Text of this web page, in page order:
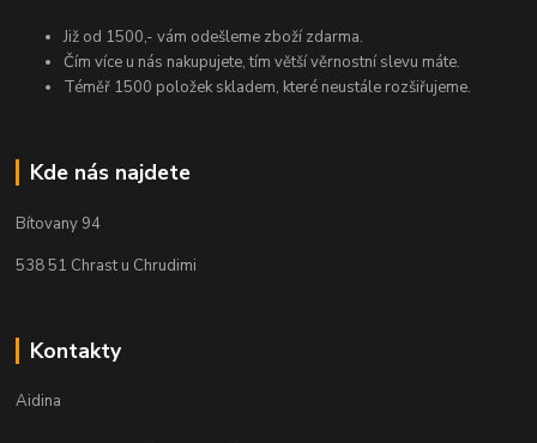
Již od 1500,- vám odešleme zboží zdarma.
Čím více u nás nakupujete, tím větší věrnostní slevu máte.
Téměř 1500 položek skladem, které neustále rozšiřujeme.
Kde nás najdete
Bítovany 94
538 51 Chrast u Chrudimi
Kontakty
Aidina